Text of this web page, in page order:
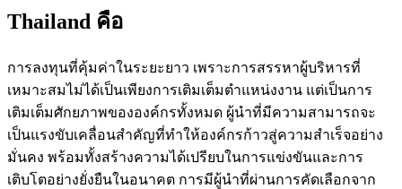
Thailand คือ
การลงทุนที่คุ้มค่าในระยะยาว เพราะการสรรหาผู้บริหารที่
เหมาะสมไม่ได้เป็นเพียงการเติมเต็มตำแหน่งงาน แต่เป็นการ
เติมเต็มศักยภาพขององค์กรทั้งหมด ผู้นำที่มีความสามารถจะ
เป็นแรงขับเคลื่อนสำคัญที่ทำให้องค์กรก้าวสู่ความสำเร็จอย่าง
มั่นคง พร้อมทั้งสร้างความได้เปรียบในการแข่งขันและการ
เติบโตอย่างยั่งยืนในอนาคต การมีผู้นำที่ผ่านการคัดเลือกจาก